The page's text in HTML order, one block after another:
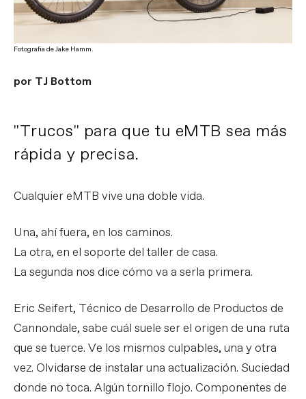
Fotografía de Jake Hamm.
por TJ Bottom
"Trucos" para que tu eMTB sea más
rápida y precisa.
Cualquier eMTB vive una doble vida.
Una, ahí fuera, en los caminos.
La otra, en el soporte del taller de casa.
La segunda nos dice cómo va a serla primera.
Eric Seifert, Técnico de Desarrollo de Productos de
Cannondale, sabe cuál suele ser el origen de una ruta
que se tuerce. Ve los mismos culpables, una y otra
vez. Olvidarse de instalar una actualización. Suciedad
donde no toca. Algún tornillo flojo. Componentes de